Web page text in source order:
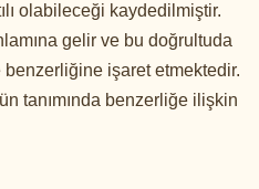
olabileceği kaydedilmiştir.
gelir ve bu doğrultuda
benzerliğine işaret etmektedir.
tanımında benzerliğe ilişkin